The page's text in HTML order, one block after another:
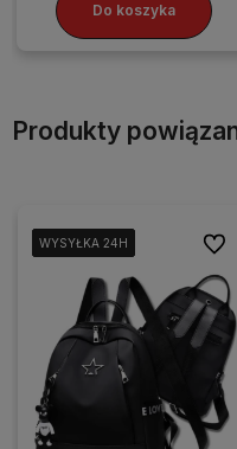
Do koszyka
Produkty
WYSYŁKA 24H
WYSYŁKA 24H
WYSYŁKA 24H
WYSYŁKA 24H
WYSYŁKA 24H Do